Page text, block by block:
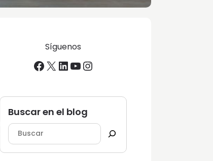
Síguenos
Facebook
X LinkedIn
YouTube
Instagram
Buscar en el blog